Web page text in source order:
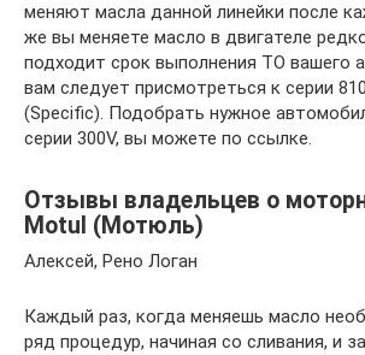
меняют масла данной линейки после
же вы меняете масло в двигателе
подходит срок выполнения ТО вашего
вам следует присмотреться к серии
(Specific). Подобрать нужное
серии 300V, вы можете по ссылке.
Отзывы владельцев о
Motul (Мотюль)
Алексей, Рено Логан
Каждый раз, когда меняешь масло
ряд процедур, начиная со сливания, и